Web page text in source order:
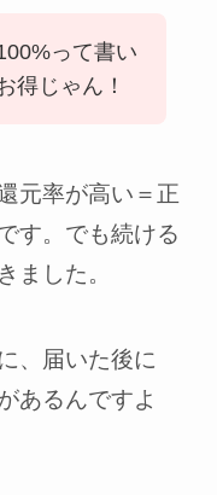
って書い
得じゃん！
元率が高い＝正
す。でも続ける
ました。
、届いた後に
あるんですよ